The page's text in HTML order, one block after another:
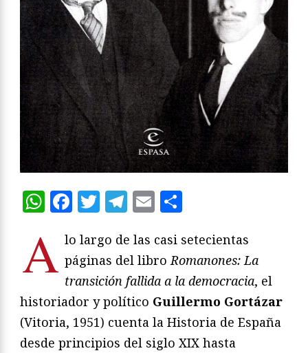
WhatsApp
Facebook
Twitter
Telegram
Email
A lo largo de las casi setecientas
páginas del libroRomanones: La
transición fallida a la democracia, el
historiador y político Guillermo Gortázar
(Vitoria, 1951) cuenta la Historia de España
desde principios del siglo XIX hasta